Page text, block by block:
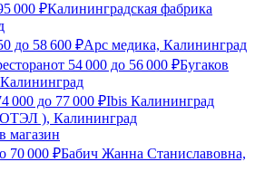
000 ₽Калининградская фабрика
до 58 600 ₽Арс медика, Калининград
от 54 000 до 56 000 ₽Бугаков
000 до 77 000 ₽Ibis Калининград
), Калининград
магазин
70 000 ₽Бабич Жанна Станиславовна,